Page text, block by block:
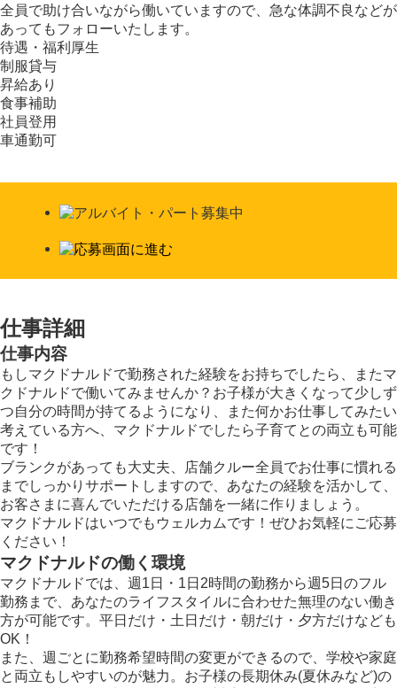
全員で助け合いながら働いていますので、急な体調不良などが
あってもフォローいたします。
待遇・福利厚生
制服貸与
昇給あり
食事補助
社員登用
車通勤可
仕事詳細
仕事内容
もしマクドナルドで勤務された経験をお持ちでしたら、またマ
クドナルドで働いてみませんか？お子様が大きくなって少しず
つ自分の時間が持てるようになり、また何かお仕事してみたい
考えている方へ、マクドナルドでしたら子育てとの両立も可能
です！
ブランクがあっても大丈夫、店舗クルー全員でお仕事に慣れる
までしっかりサポートしますので、あなたの経験を活かして、
お客さまに喜んでいただける店舗を一緒に作りましょう。
マクドナルドはいつでもウェルカムです！ぜひお気軽にご応募
ください！
マクドナルドの働く環境
マクドナルドでは、週1日・1日2時間の勤務から週5日のフル
勤務まで、あなたのライフスタイルに合わせた無理のない働き
方が可能です。平日だけ・土日だけ・朝だけ・夕方だけなども
OK！
また、週ごとに勤務希望時間の変更ができるので、学校や家庭
と両立もしやすいのが魅力。お子様の長期休み(夏休みなど)の